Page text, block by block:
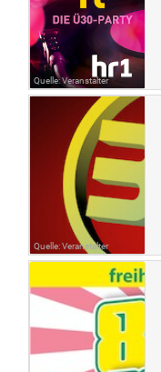
Quelle: Veranstalter
Quelle: Veranstalter